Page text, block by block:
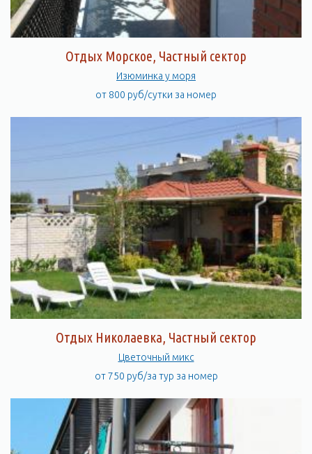
Отдых Морское, Частный сектор
Изюминка у моря
от 800 руб/сутки за номер
Отдых Николаевка, Частный сектор
Цветочный микс
от 750 руб/за тур за номер